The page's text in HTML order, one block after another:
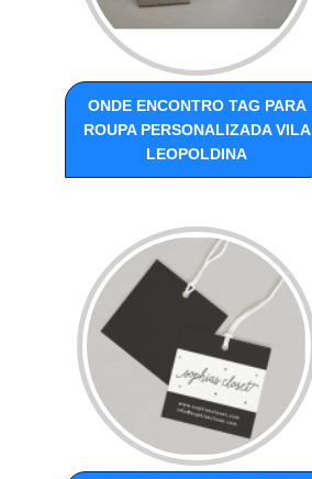
ONDE ENCONTRO TAG PARA
ROUPA PERSONALIZADA VILA
LEOPOLDINA